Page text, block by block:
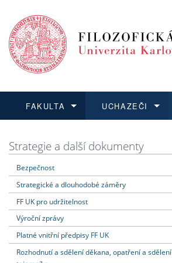
FAKULTA
Dozvědět se více
UCHAZEČI
Podat přihlášku
Dozvědět se více
Dozvědět se více
Dozvědět se více
Strategie a další dokumenty
Bezpečnost
Strategické a dlouhodobé záměry
FF UK pro udržitelnost
Výroční zprávy
Platné vnitřní předpisy FF UK
Rozhodnutí a sdělení děkana, opatření a sdělení